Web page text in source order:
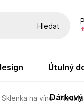
Hledat
Sklenka na víno -
útulný